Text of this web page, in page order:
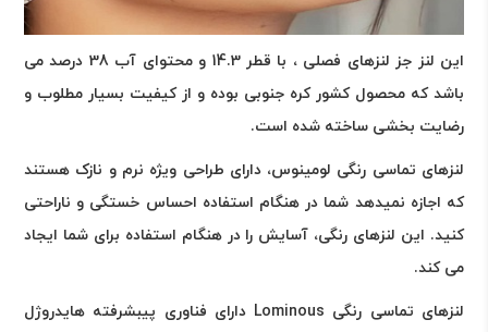
این لنز جز لنزهای فصلی ، با قطر 14.3 و محتوای آب 38 درصد می
باشد که محصول کشور کره جنوبی بوده و از کیفیت بسیار مطلوب و
رضایت بخشی ساخته شده است.
لنزهای تماسی رنگی لومینوس، دارای طراحی ویژه نرم و نازک هستند
که اجازه نمیدهد شما در هنگام استفاده احساس خستگی و ناراحتی
کنید. این لنزهای رنگی، آسایش را در هنگام استفاده برای شما ایجاد
می کند.
لنزهای تماسی رنگی Lominousدارای فناوری پیبشرفته هایدروژل